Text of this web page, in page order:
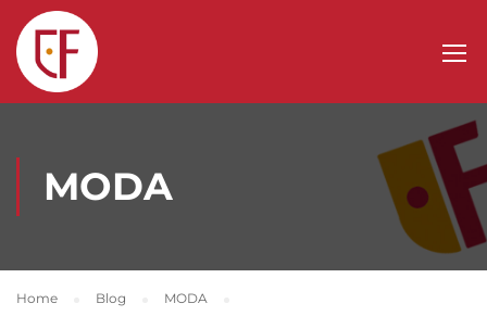
MODA
Home Blog
MODA